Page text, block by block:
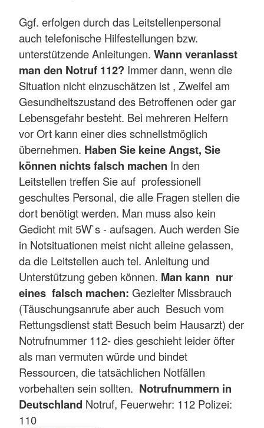
Ggf. erfolgen durch das Leitstellenpersonal
auch telefonische Hilfestellungen bzw.
unterstützende Anleitungen. Wann veranlasst
man den Notruf 112? Immer dann, wenn die
Situation nicht einzuschätzen ist , Zweifel am
Gesundheitszustand des Betroffenen oder gar
Lebensgefahr besteht. Bei mehreren Helfern
vor Ort kann einer dies schnellstmöglich
übernehmen. Haben Sie keine Angst, Sie
können nichts falsch machen In den
Leitstellen treffen Sie auf professionell
geschultes Personal, die alle Fragen stellen die
dort benötigt werden. Man muss also kein
Gedicht mit 5W`s - aufsagen. Auch werden Sie
in Notsituationen meist nicht alleine gelassen,
da die Leitstellen auch tel. Anleitung und
Unterstützung geben können. Man kann nur
eines falsch machen: Gezielter Missbrauch
(Täuschungsanrufe aber auch Besuch vom
Rettungsdienst statt Besuch beim Hausarzt) der
Notrufnummer 112- dies geschieht leider öfter
als man vermuten würde und bindet
Ressourcen, die tatsächlichen Notfällen
vorbehalten sein sollten. Notrufnummern in
Deutschland Notruf, Feuerwehr: 112 Polizei:
110